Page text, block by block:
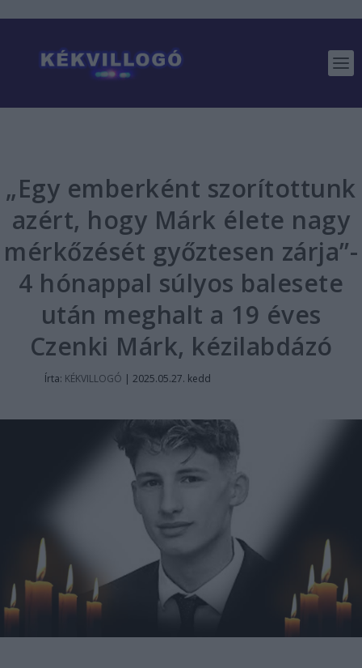
„Egy emberként szorítottunk
azért, hogy Márk élete nagy
mérkőzését győztesen zárja”-
4 hónappal súlyos balesete
után meghalt a 19 éves
Czenki Márk, kézilabdázó
Írta: KÉKVILLOGÓ | 2025.05.27. kedd